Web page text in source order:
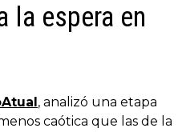
la espera en
, analizó una etapa
caótica que las de la